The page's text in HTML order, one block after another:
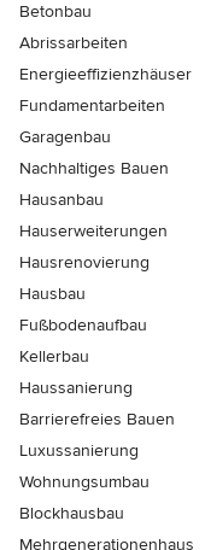
Betonbau
Abrissarbeiten
Energieeffizienzhäuser
Fundamentarbeiten
Garagenbau
Nachhaltiges Bauen
Hausanbau
Hauserweiterungen
Hausrenovierung
Hausbau
Fußbodenaufbau
Kellerbau
Haussanierung
Barrierefreies Bauen
Luxussanierung
Wohnungsumbau
Blockhausbau
Mehrgenerationenhaus